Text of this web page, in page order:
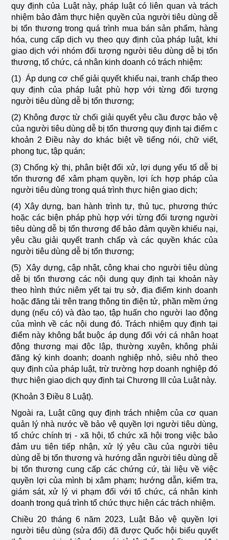
quy định của Luật này, pháp luật có liên quan và trách
nhiệm bảo đảm thực hiện quyền của người tiêu dùng dễ
bị tổn thương trong quá trình mua bán sản phẩm, hàng
hóa, cung cấp dịch vụ theo quy định của pháp luật, khi
giao dịch với nhóm đối tượng người tiêu dùng dễ bị tổn
thương, tổ chức, cá nhân kinh doanh có trách nhiệm:
(1) Áp dụng cơ chế giải quyết khiếu nại, tranh chấp theo
quy định của pháp luật phù hợp với từng đối tượng
người tiêu dùng dễ bị tổn thương;
(2) Không được từ chối giải quyết yêu cầu được bảo vệ
của người tiêu dùng dễ bị tổn thương quy định tại điểm c
khoản 2 Điều này do khác biệt về tiếng nói, chữ viết,
phong tục, tập quán;
(3) Chống kỳ thị, phân biệt đối xử, lợi dụng yếu tố dễ bị
tổn thương để xâm phạm quyền, lợi ích hợp pháp của
người tiêu dùng trong quá trình thực hiện giao dịch;
(4) Xây dựng, ban hành trình tự, thủ tục, phương thức
hoặc các biện pháp phù hợp với từng đối tượng người
tiêu dùng dễ bị tổn thương để bảo đảm quyền khiếu nại,
yêu cầu giải quyết tranh chấp và các quyền khác của
người tiêu dùng dễ bị tổn thương;
(5) Xây dựng, cập nhật, công khai cho người tiêu dùng
dễ bị tổn thương các nội dung quy định tại khoản này
theo hình thức niêm yết tại trụ sở, địa điểm kinh doanh
hoặc đăng tải trên trang thông tin điện tử, phần mềm ứng
dụng (nếu có) và đào tạo, tập huấn cho người lao động
của mình về các nội dung đó. Trách nhiệm quy định tại
điểm này không bắt buộc áp dụng đối với cá nhân hoạt
động thương mại độc lập, thường xuyên, không phải
đăng ký kinh doanh; doanh nghiệp nhỏ, siêu nhỏ theo
quy định của pháp luật, trừ trường hợp doanh nghiệp đó
thực hiện giao dịch quy định tại Chương III của Luật này.
(Khoản 3 Điều 8 Luật).
Ngoài ra, Luật cũng quy định trách nhiệm của cơ quan
quản lý nhà nước về bảo vệ quyền lợi người tiêu dùng,
tổ chức chính trị - xã hội, tổ chức xã hội trong việc bảo
đảm ưu tiên tiếp nhận, xử lý yêu cầu của người tiêu
dùng dễ bị tổn thương và hướng dẫn người tiêu dùng dễ
bị tổn thương cung cấp các chứng cứ, tài liệu về việc
quyền lợi của mình bị xâm phạm; hướng dẫn, kiểm tra,
giám sát, xử lý vi phạm đối với tổ chức, cá nhân kinh
doanh trong quá trình tổ chức thực hiện các trách nhiệm.
Chiều 20 tháng 6 năm 2023, Luật Bảo vệ quyền lợi
người tiêu dùng (sửa đổi) đã được Quốc hội biểu quyết